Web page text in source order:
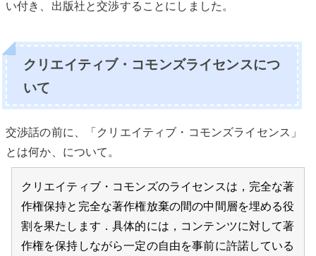
い付き、出版社と交渉することにしました。
クリエイティブ・コモンズライセンスにつ
いて
交渉話の前に、「クリエイティブ・コモンズライセンス」
とは何か、について。
クリエイティブ・コモンズのライセンスは，完全な著
作権保持と完全な著作権放棄の間の中間層を埋める役
割を果たします．具体的には，コンテンツに対して著
作権を保持しながら一定の自由を事前に許諾している